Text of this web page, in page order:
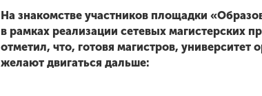
На знакомстве участников площадки
в рамках реализации сетевых магистерских
отметил, что, готовя магистров,
желают двигаться дальше: